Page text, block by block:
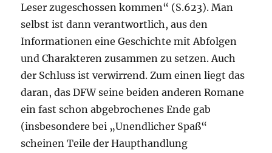
Leser zugeschossen kommen“ (S.623). Man
selbst ist dann verantwortlich, aus den
Informationen eine Geschichte mit Abfolgen
und Charakteren zusammen zu setzen. Auch
der Schluss ist verwirrend. Zum einen liegt das
daran, das DFW seine beiden anderen Romane
ein fast schon abgebrochenes Ende gab
(insbesondere bei „Unendlicher Spaß“
scheinen Teile der Haupthandlung